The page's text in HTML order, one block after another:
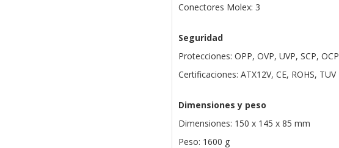
Conectores Molex: 3
Seguridad
Protecciones: OPP, OVP, UVP, SCP, OCP
Certificaciones: ATX12V, CE, ROHS, TUV
Dimensiones y peso
Dimensiones: 150 x 145 x 85 mm
Peso: 1600 g